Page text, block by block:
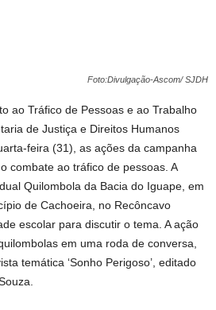
Foto:Divulgação-Ascom/ SJDH
ao Tráfico de Pessoas e ao Trabalho
de Justiça e Direitos Humanos
feira (31), as ações da campanha
o combate ao tráfico de pessoas. A
Quilombola da Bacia do Iguape, em
de Cachoeira, no Recôncavo
escolar para discutir o tema. A ação
em uma roda de conversa,
temática ‘Sonho Perigoso’, editado